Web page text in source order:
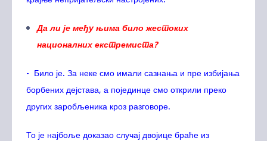
Да ли је међу њима било жестоких
националних екстремиста?
- Било је. За неке смо имали сазнања и пре избијања
борбених дејстава, а појединце смо открили преко
других заробљеника кроз разговоре.
То је најбоље доказао случај двојице браће из